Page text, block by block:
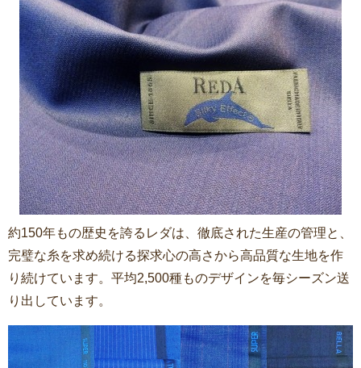
約150年もの歴史を誇るレダは、徹底された生産の管理と、
完璧な糸を求め続ける探求心の高さから高品質な生地を作
り続けています。平均2,500種ものデザインを毎シーズン送
り出しています。